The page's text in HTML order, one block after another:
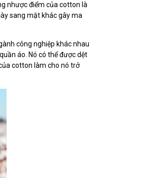
nhược điểm của cotton là
sang mặt khác gây ma
công nghiệp khác nhau
áo. Nó có thể được dệt
cotton làm cho nó trở